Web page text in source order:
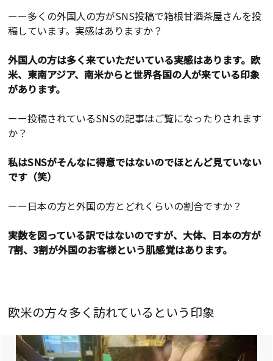
ーー多くの外国人の方がSNS投稿で箱根甘酒茶屋さんを投
稿しています。実感はありますか？
外国人の方は多く来ていただいている実感はあります。欧
米、東南アジア、南米からと世界各国の人が来ている印象
があります。
ーー投稿されているSNSの記事はご覧になったりされます
か？
私はSNSがそんなに得意ではないのでほとんど見ていない
です（笑）
ーー日本の方と外国の方とどれくらいの割合ですか？
実数を図っている訳ではないのですが、大体、日本の方が
7割、3割が外国のお客様という肌感覚はあります。
欧米の方々多く訪れているという印象